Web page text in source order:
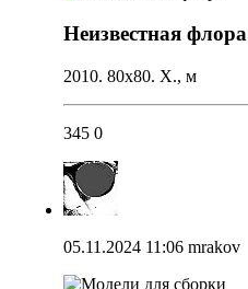
Неизвестная флора
2010. 80х80. Х., м
345 0
05.11.2024 11:06 mrakov